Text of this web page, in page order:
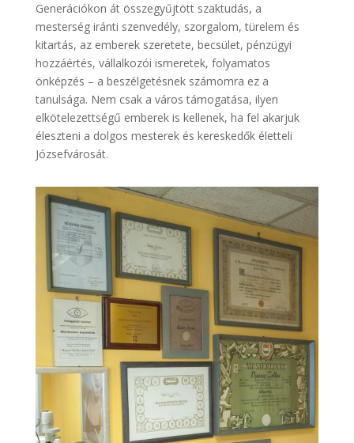
Generációkon át összegyűjtött szaktudás, a
mesterség iránti szenvedély, szorgalom, türelem és
kitartás, az emberek szeretete, becsület, pénzügyi
hozzáértés, vállalkozói ismeretek, folyamatos
önképzés – a beszélgetésnek számomra ez a
tanulsága. Nem csak a város támogatása, ilyen
elkötelezettségű emberek is kellenek, ha fel akarjuk
éleszteni a dolgos mesterek és kereskedők életteli
Józsefvárosát.